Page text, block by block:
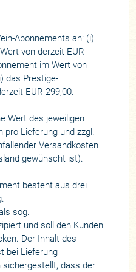
Abonnements an: (i)
von derzeit EUR
im Wert von
das Prestige-
EUR 299,00.
Wert des jeweiligen
Lieferung und zzgl.
Versandkosten
gewünscht ist).
besteht aus drei
sog.
und soll den Kunden
Der Inhalt des
bei Lieferung
dass der